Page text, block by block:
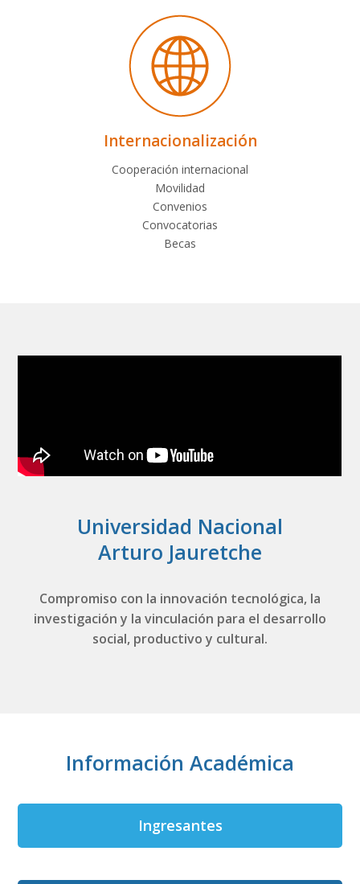
Internacionalización
Cooperación internacional
Movilidad
Convenios
Convocatorias
Becas
Universidad Nacional
Arturo Jauretche
Compromiso con la innovación tecnológica, la
investigación y la vinculación para el desarrollo
social, productivo y cultural.
Información Académica
Ingresantes